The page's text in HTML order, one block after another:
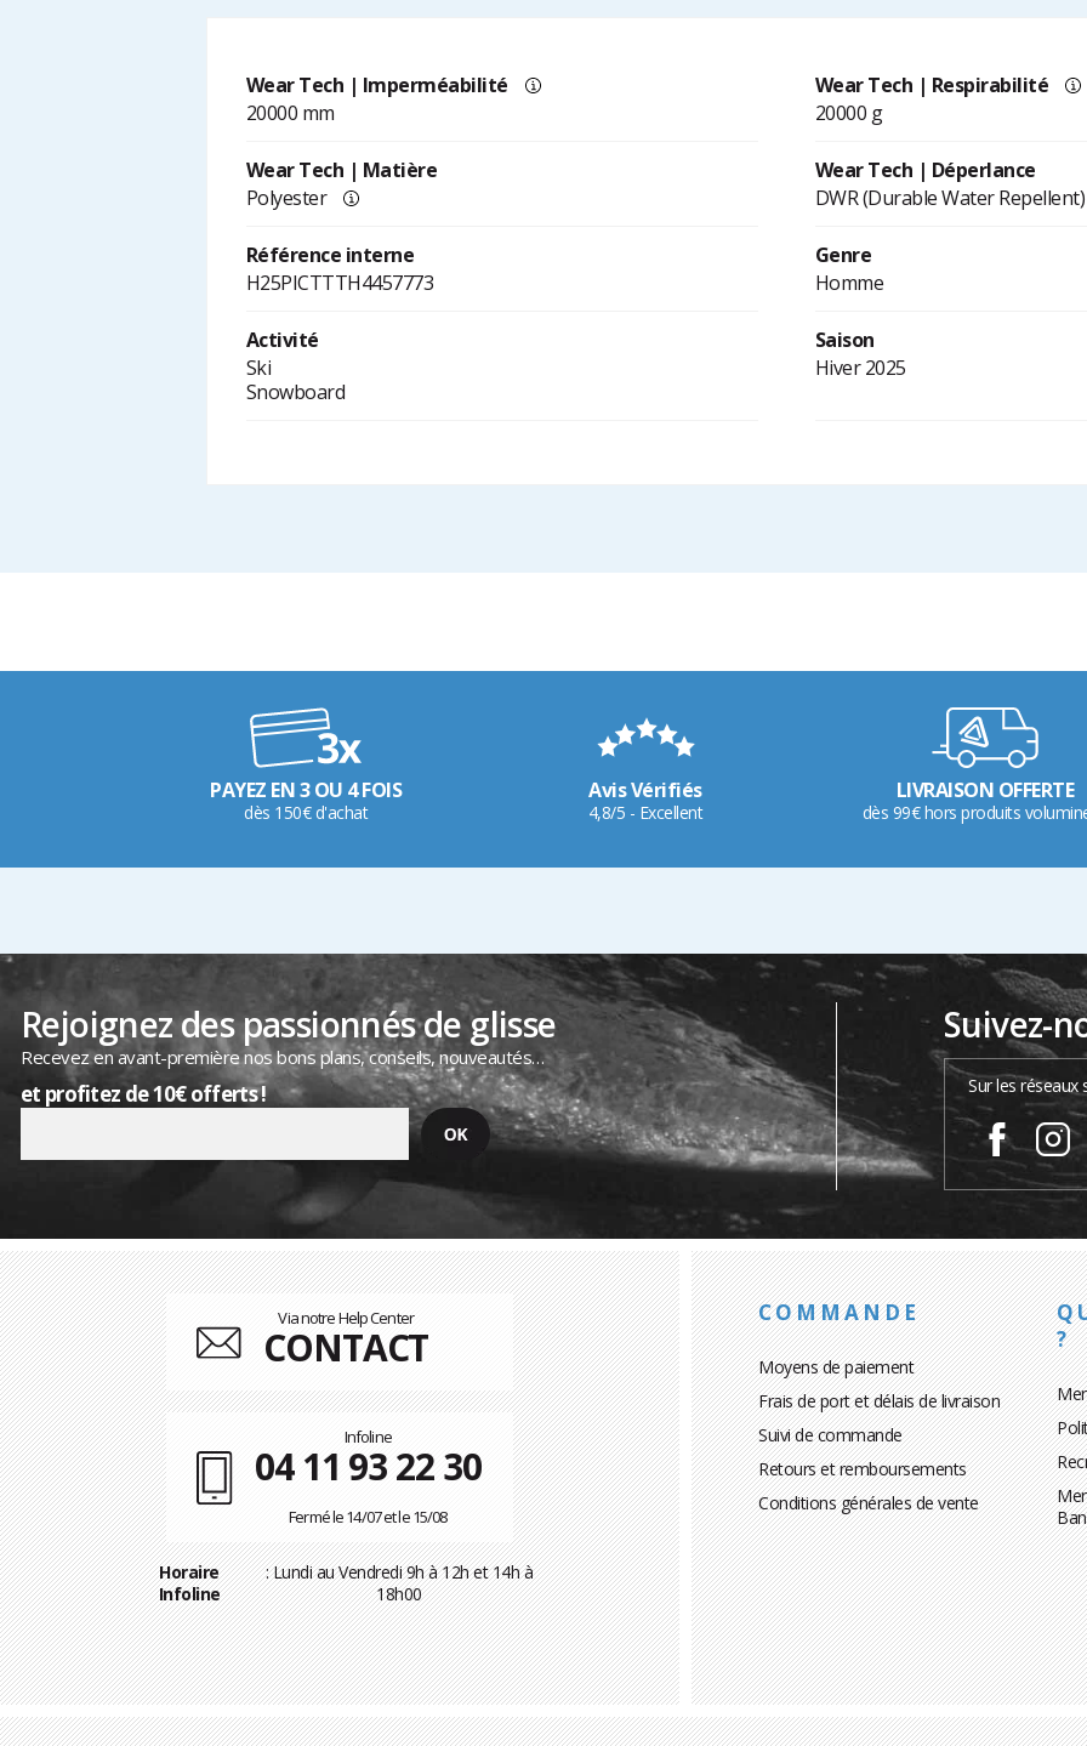
Wear Tech | Imperméabilité
20000 mm
Wear Tech | Respirabilité
20000 g
Wear Tech | Matière
Polyester
Wear Tech | Déperlance
DWR (Durable Water Repellent)
Référence interne
H25PICTTTH4457773
Genre
Homme
Activité
Ski
Snowboard
Saison
Hiver 2025
PAYEZ EN 3 OU 4 FOIS
dès 150€ d'achat
Avis Vérifiés
4,8/5 - Excellent
LIVRAISON OFFERTE
dès 99€ hors produits
Rejoignez des passionnés de glisse
Recevez en avant-première nos bons plans, conseils, nouveautés…
et profitez de 10€ offerts !
Suivez-
Sur les réseaux
Via notre Help Center
CONTACT
Infoline
04 11 93 22 30
Fermé le 14/07 et le 15/08
Horaire
Infoline
: Lundi au Vendredi 9h à 12h et 14h à
18h00
COMMANDE
Moyens de paiement
Frais de port et délais de livraison
Suivi de commande
Retours et remboursements
Conditions générales de vente
?